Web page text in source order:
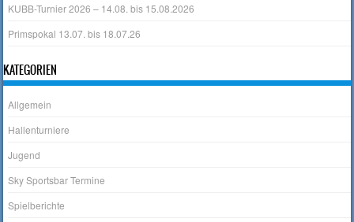
KUBB-Turnier 2026 – 14.08. bis 15.08.2026
Primspokal 13.07. bis 18.07.26
KATEGORIEN
Allgemein
Hallenturniere
Jugend
Sky Sportsbar Termine
Spielberichte